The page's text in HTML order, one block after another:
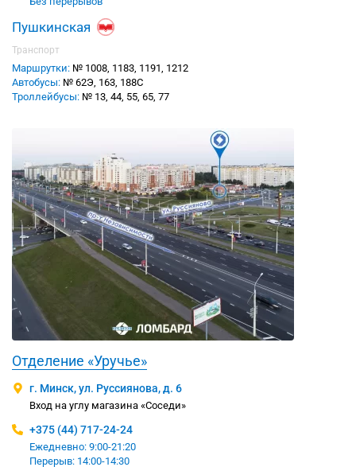
Пушкинская
Транспорт
Маршрутки: № 1008, 1183, 1191, 1212
Автобусы: № 62Э, 163, 188С
Троллейбусы: № 13, 44, 55, 65, 77
Отделение «Уручье»
г. Минск, ул. Руссиянова, д. 6
Вход на углу магазина «Соседи»
+375 (44) 717-24-24
Ежедневно: 9:00-21:20
Перерыв: 14:00-14:30